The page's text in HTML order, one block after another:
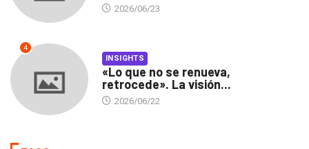
2026/06/23
4
INSIGHTS
«Lo que no se renueva,
retrocede». La visión...
2026/06/22